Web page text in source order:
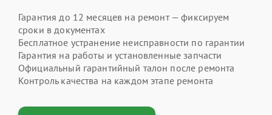
Гарантия до 12 месяцев на ремонт — фиксируем
сроки в документах
Бесплатное устранение неисправности по гарантии
Гарантия на работы и установленные запчасти
Официальный гарантийный талон после ремонта
Контроль качества на каждом этапе ремонта